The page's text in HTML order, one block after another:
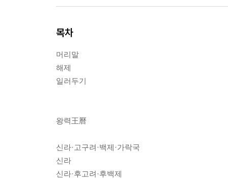
목차
머리말
해제
일러두기
왕력王曆
신라·고구려·백제·가락국
신라
신라·후고려·후백제